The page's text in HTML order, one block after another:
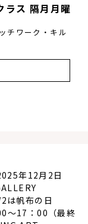
ラス 隔月月曜
チワーク・キル